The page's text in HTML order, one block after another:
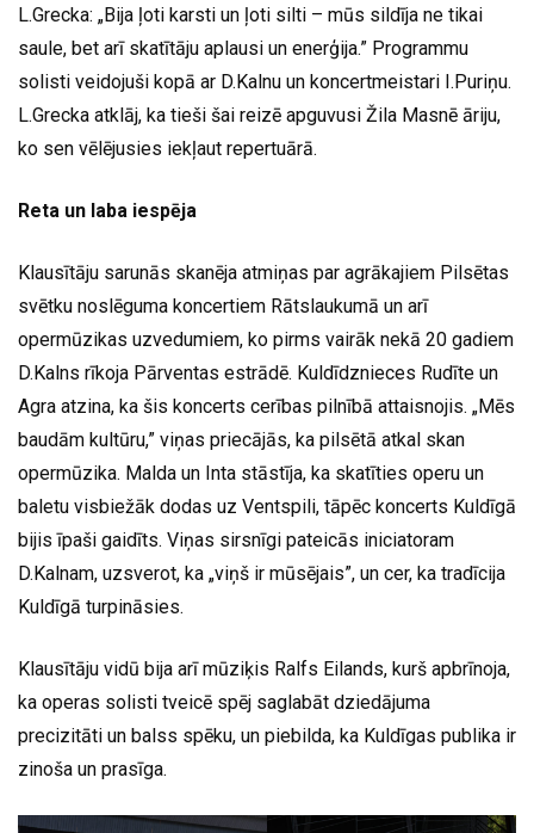
L.Grecka: „Bija ļoti karsti un ļoti silti – mūs sildīja ne tikai
saule, bet arī skatītāju aplausi un enerģija.” Programmu
solisti veidojuši kopā ar D.Kalnu un koncertmeistari I.Puriņu.
L.Grecka atklāj, ka tieši šai reizē apguvusi Žila Masnē āriju,
ko sen vēlējusies iekļaut repertuārā.
Reta un laba iespēja
Klausītāju sarunās skanēja atmiņas par agrākajiem Pilsētas
svētku noslēguma koncertiem Rātslaukumā un arī
opermūzikas uzvedumiem, ko pirms vairāk nekā 20 gadiem
D.Kalns rīkoja Pārventas estrādē. Kuldīdznieces Rudīte un
Agra atzina, ka šis koncerts cerības pilnībā attaisnojis. „Mēs
baudām kultūru,” viņas priecājās, ka pilsētā atkal skan
opermūzika. Malda un Inta stāstīja, ka skatīties operu un
baletu visbiežāk dodas uz Ventspili, tāpēc koncerts Kuldīgā
bijis īpaši gaidīts. Viņas sirsnīgi pateicās iniciatoram
D.Kalnam, uzsverot, ka „viņš ir mūsējais”, un cer, ka tradīcija
Kuldīgā turpināsies.
Klausītāju vidū bija arī mūziķis Ralfs Eilands, kurš apbrīnoja,
ka operas solisti tveicē spēj saglabāt dziedājuma
precizitāti un balss spēku, un piebilda, ka Kuldīgas publika ir
zinoša un prasīga.